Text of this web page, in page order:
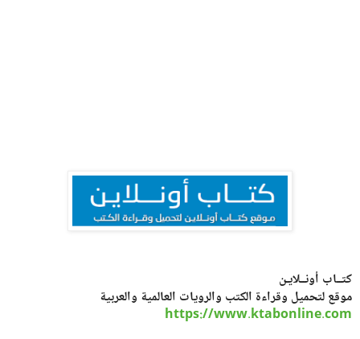
كتــاب أونــلايـن
موقع لتحميل وقراءة الكتب والرويات العالمية والعربية
https://www.ktabonline.com